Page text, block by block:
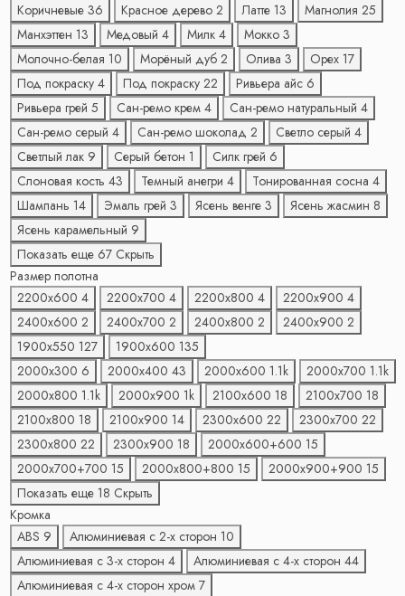
Коричневые 36 Красное дерево 2 Латте 13 Магнолия 25
Манхэттен 13 Медовый 4 Милк 4 Мокко 3
Молочно-белая 10 Морёный дуб 2 Олива 3 Орех 17
Под покраску 4 Под покраску 22 Ривьера айс 6
Ривьера грей 5 Сан-ремо крем 4 Сан-ремо натуральный 4
Сан-ремо серый 4 Сан-ремо шоколад 2 Светло серый 4
Светлый лак 9 Серый бетон 1 Силк грей 6
Слоновая кость 43 Темный анегри 4 Тонированная сосна 4
Шампань 14 Эмаль грей 3 Ясень венге 3 Ясень жасмин 8
Ясень карамельный 9
Показать еще 67 Скрыть
Размер полотна
2200х600 4 2200х700 4 2200х800 4 2200х900 4
2400х600 2 2400х700 2 2400х800 2 2400х900 2
1900х550 127 1900х600 135
2000х300 6 2000х400 43 2000х600 1.1k 2000х700 1.1k
2000х800 1.1k 2000х900 1k 2100х600 18 2100х700 18
2100х800 18 2100х900 14 2300х600 22 2300х700 22
2300х800 22 2300х900 18 2000х600+600 15
2000х700+700 15 2000х800+800 15 2000х900+900 15
Показать еще 18 Скрыть
Кромка
ABS 9 Алюминиевая с 2-x сторон 10
Алюминиевая с 3-x сторон 4 Алюминиевая с 4-x сторон 44
Алюминиевая с 4-x сторон хром 7